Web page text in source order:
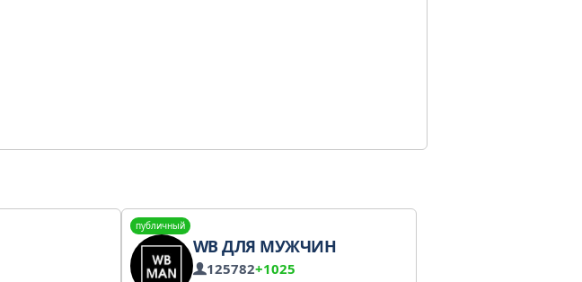
публичный
WB ДЛЯ МУЖЧИН
125782+1025